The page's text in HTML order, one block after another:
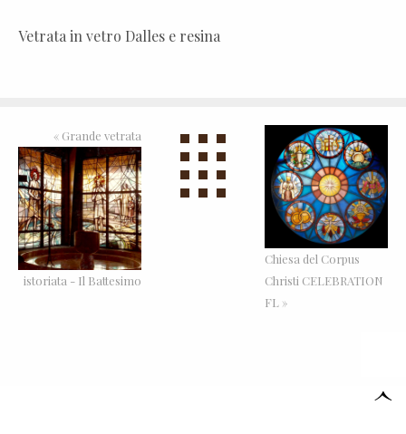
Vetrata in vetro Dalles e resina
« Grande vetrata
istoriata - Il Battesimo
Chiesa del Corpus
Christi CELEBRATION
FL »